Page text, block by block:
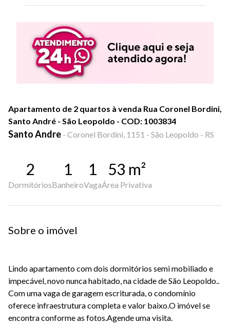
Apartamento de 2 quartos à venda Rua Coronel Bordini,
Santo André - São Leopoldo - COD: 1003834
Santo Andre - Coronel Bordini, 1151 - São Leopoldo - RS
2
Dormitórios
1
Banheiro
1
Vaga
53 m²
Área Privativa
Sobre o imóvel
Lindo apartamento com dois dormitórios semi mobiliado e
impecável, novo nunca habitado, na cidade de São Leopoldo..
Com uma vaga de garagem escriturada, o condomínio
oferece infraestrutura completa e valor baixo.O imóvel se
encontra conforme as fotos.Agende uma visita.